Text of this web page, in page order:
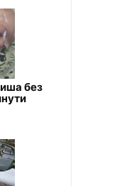
без